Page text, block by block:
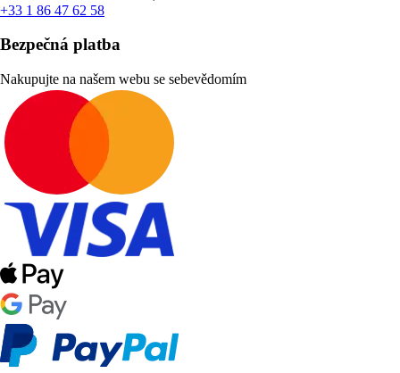
+33 1 86 47 62 58
Bezpečná platba
Nakupujte na našem webu se sebevědomím